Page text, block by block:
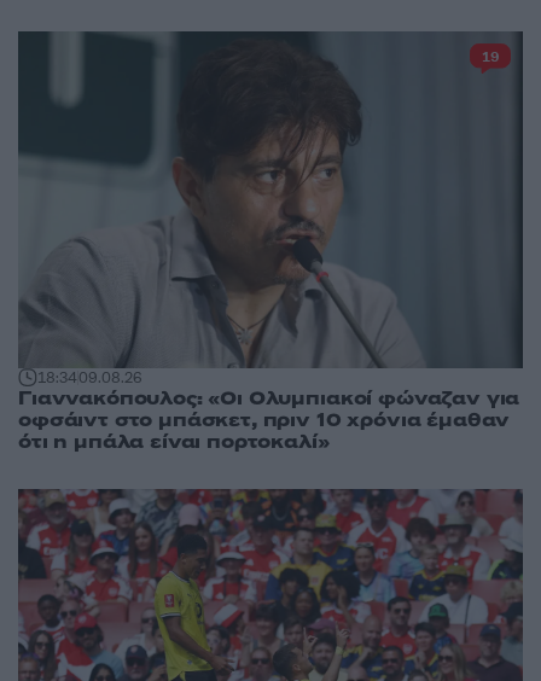
18:3409.08.26
Γιαννακόπουλος: «Οι Ολυμπιακοί φώναζαν για
οφσάιντ στο μπάσκετ, πριν 10 χρόνια έμαθαν
ότι η μπάλα είναι πορτοκαλί»
19